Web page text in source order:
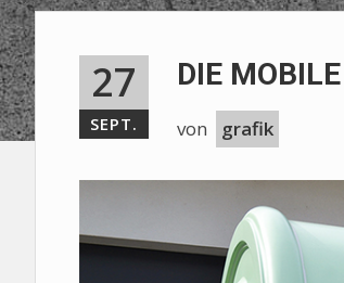
27
SEPT.
DIE
von grafik